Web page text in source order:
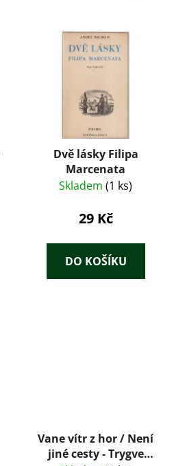
Dvě lásky Filipa
Marcenata
Skladem (1 ks)
29 Kč
DO KOŠÍKU
Vane vítr z hor / Není
jiné cesty - Trygve